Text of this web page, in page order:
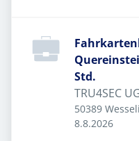
Std.
TRU4SEC
50389
Veröffentlicht
8.8.2026